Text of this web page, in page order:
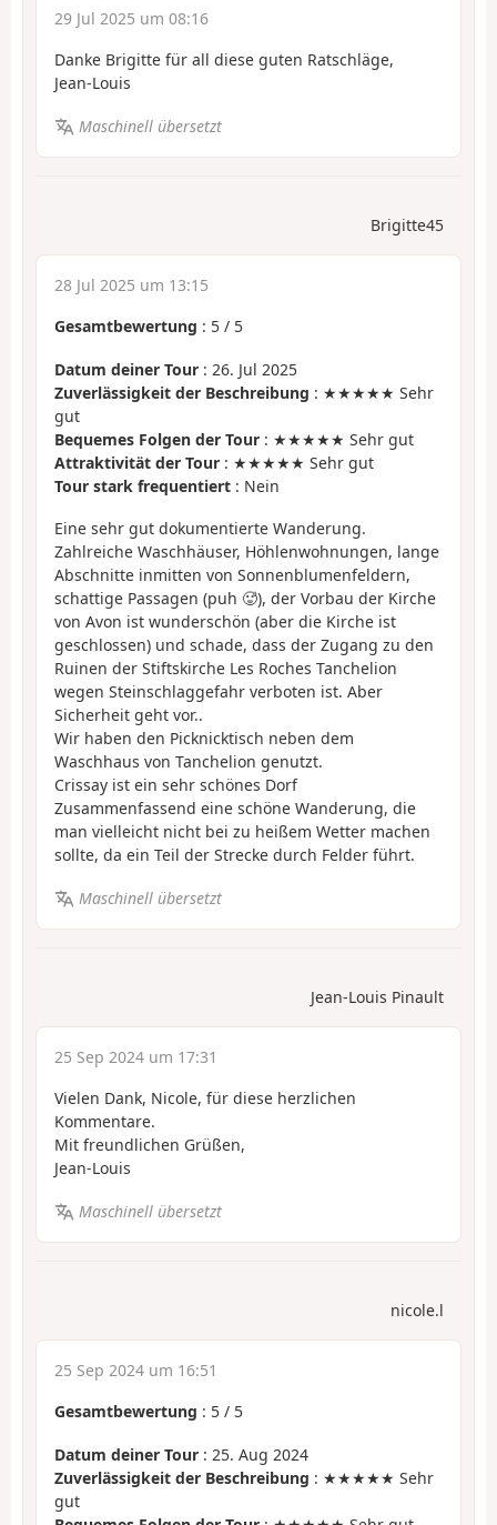
29 Jul 2025 um 08:16
Danke Brigitte für all diese guten Ratschläge,
Jean-Louis
Maschinell übersetzt
Brigitte45
28 Jul 2025 um 13:15
Gesamtbewertung : 5 / 5
Datum deiner Tour : 26. Jul 2025
Zuverlässigkeit der Beschreibung : ★★★★★ Sehr
gut
Bequemes Folgen der Tour : ★★★★★ Sehr gut
Attraktivität der Tour : ★★★★★ Sehr gut
Tour stark frequentiert : Nein
Eine sehr gut dokumentierte Wanderung.
Zahlreiche Waschhäuser, Höhlenwohnungen, lange
Abschnitte inmitten von Sonnenblumenfeldern,
schattige Passagen (puh 🥵), der Vorbau der Kirche
von Avon ist wunderschön (aber die Kirche ist
geschlossen) und schade, dass der Zugang zu den
Ruinen der Stiftskirche Les Roches Tanchelion
wegen Steinschlaggefahr verboten ist. Aber
Sicherheit geht vor..
Wir haben den Picknicktisch neben dem
Waschhaus von Tanchelion genutzt.
Crissay ist ein sehr schönes Dorf
Zusammenfassend eine schöne Wanderung, die
man vielleicht nicht bei zu heißem Wetter machen
sollte, da ein Teil der Strecke durch Felder führt.
Maschinell übersetzt
Jean-Louis Pinault
25 Sep 2024 um 17:31
Vielen Dank, Nicole, für diese herzlichen
Kommentare.
Mit freundlichen Grüßen,
Jean-Louis
Maschinell übersetzt
nicole.l
25 Sep 2024 um 16:51
Gesamtbewertung : 5 / 5
Datum deiner Tour : 25. Aug 2024
Zuverlässigkeit der Beschreibung : ★★★★★ Sehr
gut